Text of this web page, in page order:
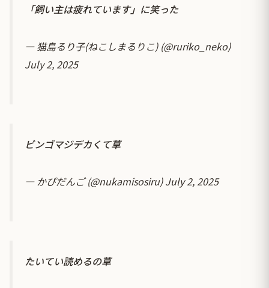
「飼い主は疲れています」に笑った
— 猫島るり子(ねこしまるりこ) (@ruriko_neko)
July 2, 2025
ビンゴマジデカくて草
— かぴだんご (@nukamisosiru)July 2, 2025
たいてい読めるの草